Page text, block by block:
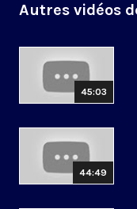
Autres vidéos
45:03
44:49